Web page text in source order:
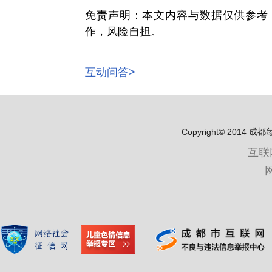
免责声明：本文内容与数据仅供参
作，风险自担。
互动问答>
Copyright© 2014 成都
互